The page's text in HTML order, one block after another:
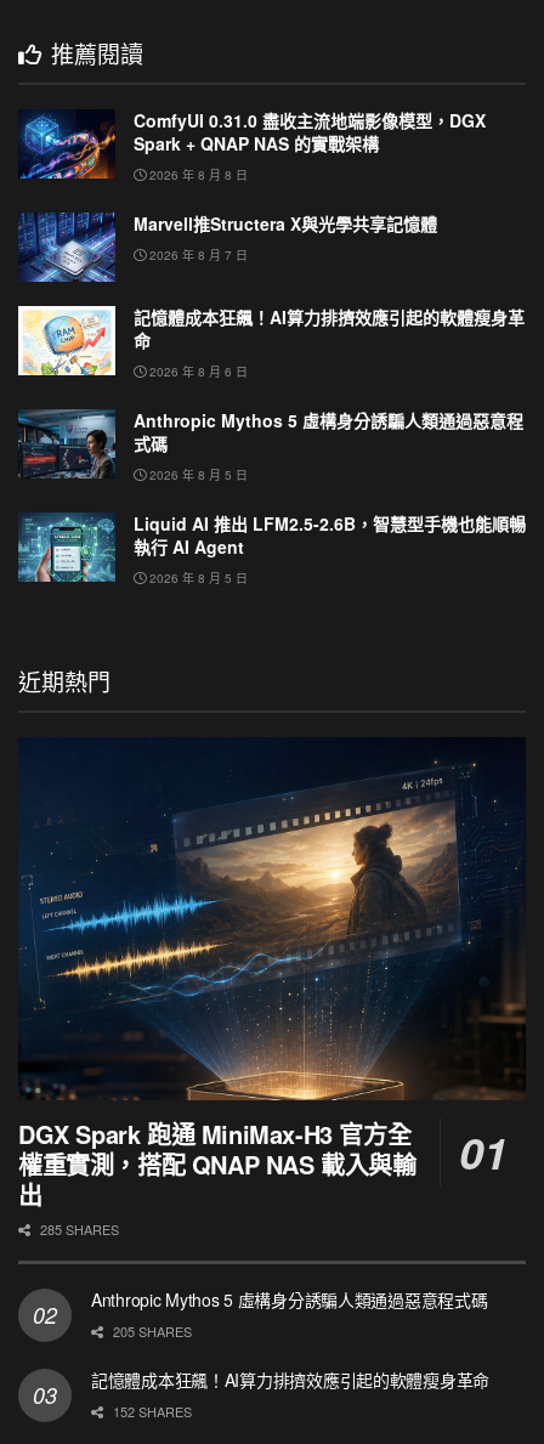
推薦閱讀
ComfyUI 0.31.0 盡收主流地端影像模型，DGX
Spark + QNAP NAS 的實戰架構
2026 年 8 月 8 日
Marvell推Structera X與光學共享記憶體
2026 年 8 月 7 日
記憶體成本狂飆！AI算力排擠效應引起的軟體瘦身革
命
2026 年 8 月 6 日
Anthropic Mythos 5 虛構身分誘騙人類通過惡意程
式碼
2026 年 8 月 5 日
Liquid AI 推出 LFM2.5-2.6B，智慧型手機也能順暢
執行 AI Agent
2026 年 8 月 5 日
近期熱門
DGX Spark 跑通 MiniMax-H3 官方全
權重實測，搭配 QNAP NAS 載入與輸
出
285 SHARES
Anthropic Mythos 5 虛構身分誘騙人類通過惡意程式碼
205 SHARES
記憶體成本狂飆！AI算力排擠效應引起的軟體瘦身革命
152 SHARES